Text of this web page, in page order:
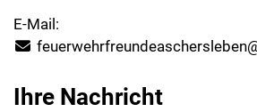
E-Mail:
Ihre Nachricht